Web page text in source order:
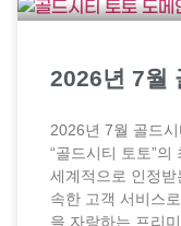
2026년 7월
2026년 7월 골드
“골드시티 토토”
세계적으로 인정
속한 고객 서비스
을 자랑하는 프리